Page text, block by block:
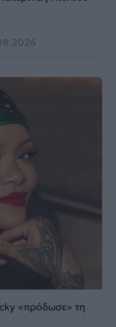
«πρόδωσε» τη